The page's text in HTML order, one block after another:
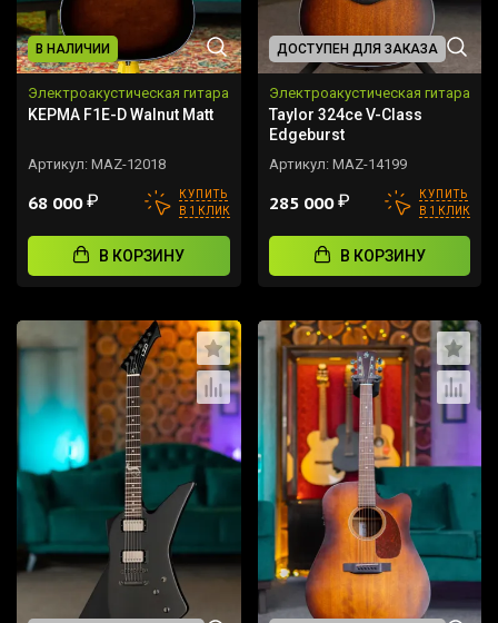
В НАЛИЧИИ
Электроакустическая гитара
KEPMA F1E-D Walnut Matt
Артикул: MAZ-12018
68 000₽
КУПИТЬ
В 1 КЛИК
В КОРЗИНУ
ДОСТУПЕН ДЛЯ ЗАКАЗА
Электроакустическая гитара
Taylor 324ce V-Class
Edgeburst
Артикул: MAZ-14199
285 000₽
КУПИТЬ
В 1 КЛИК
В КОРЗИНУ